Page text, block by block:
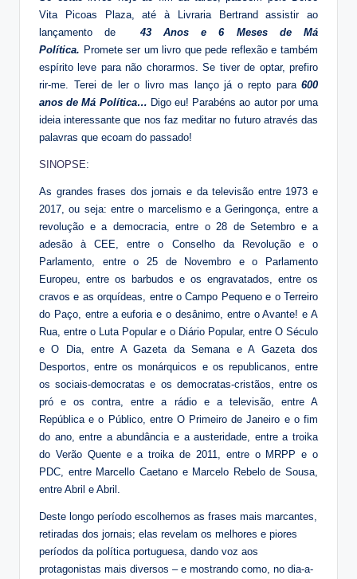
Vita Picoas Plaza, até à Livraria Bertrand assistir ao
lançamento de 43 Anos e 6 Meses de Má
Política. Promete ser um livro que pede reflexão e também
espírito leve para não chorarmos. Se tiver de optar, prefiro
rir-me. Terei de ler o livro mas lanço já o repto para 600
anos de Má Política… Digo eu! Parabéns ao autor por uma
ideia interessante que nos faz meditar no futuro através das
palavras que ecoam do passado!
SINOPSE:
As grandes frases dos jornais e da televisão entre 1973 e
2017, ou seja: entre o marcelismo e a Geringonça, entre a
revolução e a democracia, entre o 28 de Setembro e a
adesão à CEE, entre o Conselho da Revolução e o
Parlamento, entre o 25 de Novembro e o Parlamento
Europeu, entre os barbudos e os engravatados, entre os
cravos e as orquídeas, entre o Campo Pequeno e o Terreiro
do Paço, entre a euforia e o desânimo, entre o Avante! e A
Rua, entre o Luta Popular e o Diário Popular, entre O Século
e O Dia, entre A Gazeta da Semana e A Gazeta dos
Desportos, entre os monárquicos e os republicanos, entre
os sociais-democratas e os democratas-cristãos, entre os
pró e os contra, entre a rádio e a televisão, entre A
República e o Público, entre O Primeiro de Janeiro e o fim
do ano, entre a abundância e a austeridade, entre a troika
do Verão Quente e a troika de 2011, entre o MRPP e o
PDC, entre Marcello Caetano e Marcelo Rebelo de Sousa,
entre Abril e Abril.
Deste longo período escolhemos as frases mais marcantes,
retiradas dos jornais; elas revelam os melhores e piores
períodos da política portuguesa, dando voz aos
protagonistas mais diversos – e mostrando como, no dia-a-